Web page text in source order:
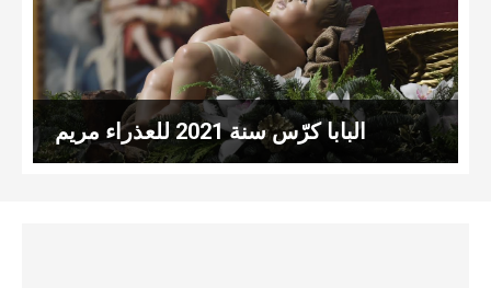
البابا كرّس سنة 2021 للعذراء مريم